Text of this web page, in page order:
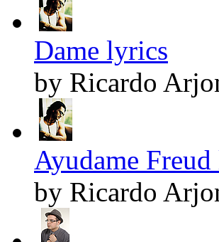
Dame lyrics
by Ricardo
Ayudame
by Ricardo